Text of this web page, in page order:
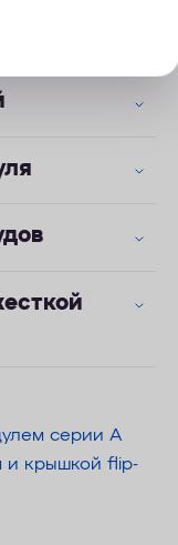
серии А
и крышкой flip-